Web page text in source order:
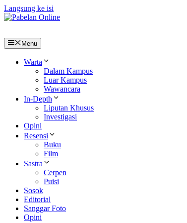
Langsung ke isi
Menu
Warta
Dalam Kampus
Luar Kampus
Wawancara
In-Depth
Liputan Khusus
Investigasi
Opini
Resensi
Buku
Film
Sastra
Cerpen
Puisi
Sosok
Editorial
Sanggar Foto
Opini